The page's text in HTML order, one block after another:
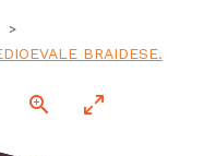
BRAIDESE.